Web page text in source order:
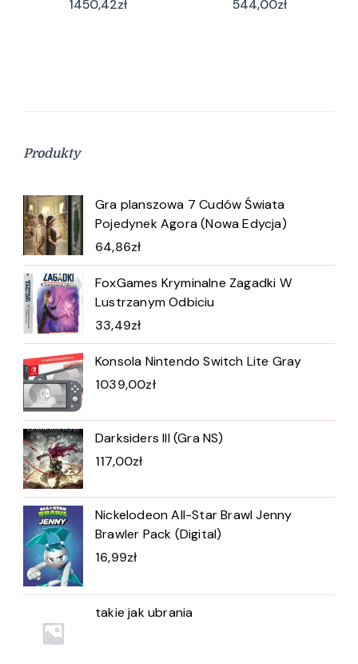
1450,42zł 544,00zł
Produkty
Gra planszowa 7 Cudów Świata
Pojedynek Agora (Nowa Edycja)
64,86zł
FoxGames Kryminalne Zagadki W
Lustrzanym Odbiciu
33,49zł
Konsola Nintendo Switch Lite Gray
1039,00zł
Darksiders III (Gra NS)
117,00zł
Nickelodeon All-Star Brawl Jenny
Brawler Pack (Digital)
16,99zł
takie jak ubrania